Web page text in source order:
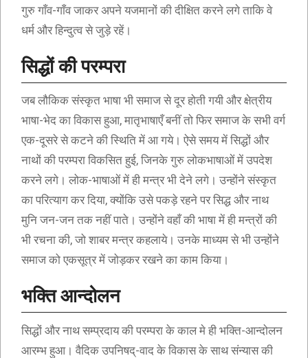
गुरु गाँव-गाँव जाकर अपने यजमानों की दीक्षित करने लगे ताकि वे
धर्म और हिन्दुत्व से जुड़े रहें।
सिद्धों की परम्परा
जब लौकिक संस्कृत भाषा भी समाज से दूर होती गयी और क्षेत्रीय
भाषा-भेद का विकास हुआ, मातृभाषाएँ बनीं तो फिर समाज के सभी वर्ग
एक-दूसरे से कटने की स्थिति में आ गये। ऐसे समय में सिद्धों और
नाथों की परम्परा विकसित हुई, जिनके गुरु लोकभाषाओं में उपदेश
करने लगे। लोक-भाषाओं में ही मन्त्र भी देने लगे। उन्होंने संस्कृत
का परित्याग कर दिया, क्योंकि उसे पकड़े रहने पर सिद्ध और नाथ
मुनि जन-जन तक नहीं पाते। उन्होंने वहाँ की भाषा में ही मन्त्रों की
भी रचना की, जो शाबर मन्त्र कहलाये। उनके माध्यम से भी उन्होंने
समाज को एकसूत्र में जोड़कर रखने का काम किया।
भक्ति आन्दोलन
सिद्धों और नाथ सम्प्रदाय की परम्परा के काल मे ही भक्ति-आन्दोलन
आरम्भ हुआ। वैदिक उपनिषद्-वाद के विकास के साथ संन्यास की